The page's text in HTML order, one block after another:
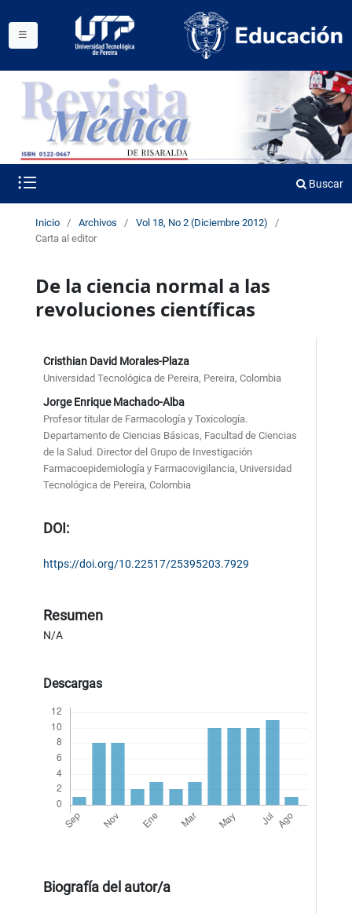
Buscar
Inicio / Archivos / Vol 18, No 2 (Diciembre 2012)
/
Carta al editor
De la ciencia normal a las
revoluciones científicas
Cristhian David Morales-Plaza
Universidad Tecnológica de Pereira, Pereira, Colombia
Jorge Enrique Machado-Alba
Profesor titular de Farmacología y Toxicología.
Departamento de Ciencias Básicas, Facultad de Ciencias
de la Salud. Director del Grupo de Investigación
Farmacoepidemiología y Farmacovigilancia, Universidad
Tecnológica de Pereira, Colombia
DOI:
https://doi.org/10.22517/25395203.7929
Resumen
N/A
Descargas
Biografía del autor/a